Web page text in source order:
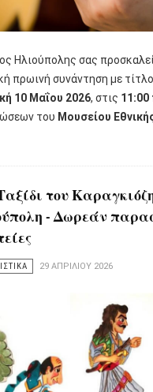
Ηλιούπολης σας
πρωινή συνάντηση με τίτλο
10 Μαΐου 2026, στις 11:00
του Μουσείου
του
- Δωρεάν
29 ΑΠΡΙΛΊΟΥ 2026